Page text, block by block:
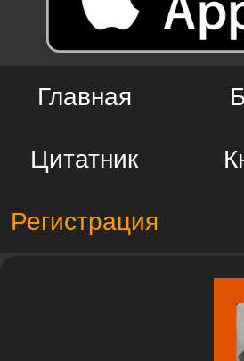
Главная
Цитатник
Регистрация